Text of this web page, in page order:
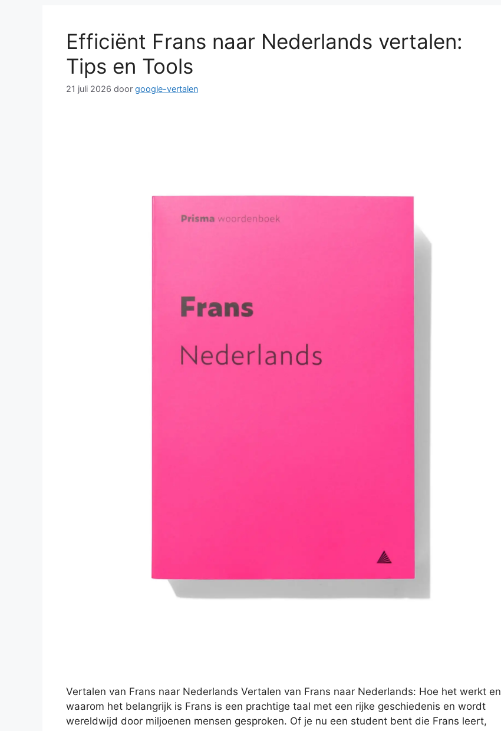
Efficiënt Frans naar Nederlands vertalen:
Tips en Tools
21 juli 2026 door google-vertalen
Vertalen van Frans naar Nederlands Vertalen van Frans naar Nederlands: Hoe het werkt en
waarom het belangrijk is Frans is een prachtige taal met een rijke geschiedenis en wordt
wereldwijd door miljoenen mensen gesproken. Of je nu een student bent die Frans leert,